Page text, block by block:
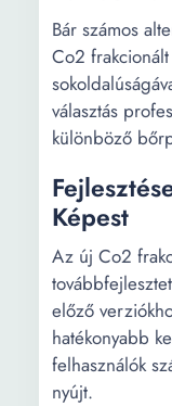
Bár számos
Co2
választás
különböző
Képest
Az új Co2
előző
hatékonyabb
felhasználók
nyújt.